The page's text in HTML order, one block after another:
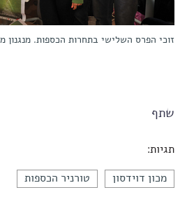
זוכי הפרס השלישי בתחרות הכספות. מנגנון
שתף
תגיות:
מכון דוידסון טורניר הכספות